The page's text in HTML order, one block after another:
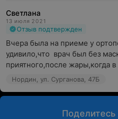
Светлана
13 июля 2021
Отзыв подтвержден
Вчера была на приеме у
удивило,что  врач был без
приятного,после жары,когда в
Нордин, ул. Сурганова, 47Б